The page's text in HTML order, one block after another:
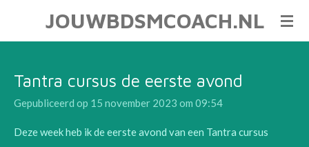
hoofdinhoud
JOUWBDSMCOACH.NL
Tantra cursus de eerste avond
Gepubliceerd op 15 november 2023 om 09:54
Deze week heb ik de eerste avond van een Tantra cursus